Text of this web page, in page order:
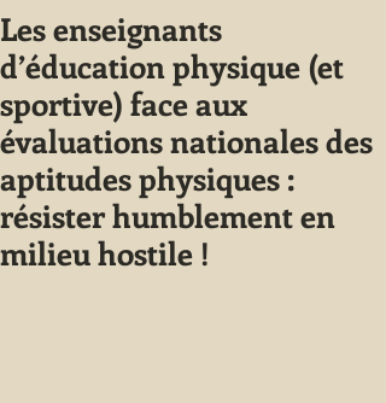
Les enseignants
d’éducation physique (et
sportive) face aux
évaluations nationales des
aptitudes physiques :
résister humblement en
milieu hostile !